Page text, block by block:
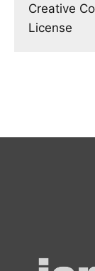
Creative
License